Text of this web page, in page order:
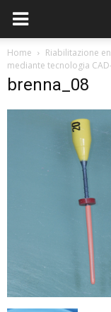
Home
Riabilitazione
mediante tecnologia
brenna_08